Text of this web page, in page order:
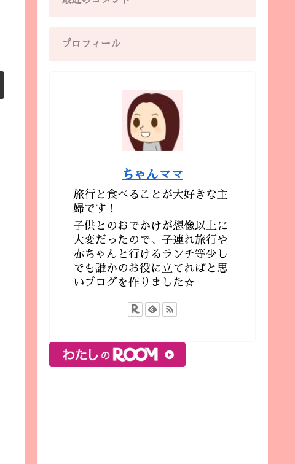
プロフィール
ちゃんママ
旅行と食べることが大好きな主
婦です！
子供とのおでかけが想像以上に
大変だったので、子連れ旅行や
赤ちゃんと行けるランチ等少し
でも誰かのお役に立てればと思
いブログを作りました☆